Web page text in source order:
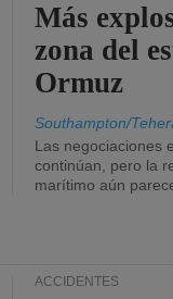
Más
zona del
Ormuz
Southampton/
Las negociaciones
continúan, pero la
marítimo aún
ACCIDENTES